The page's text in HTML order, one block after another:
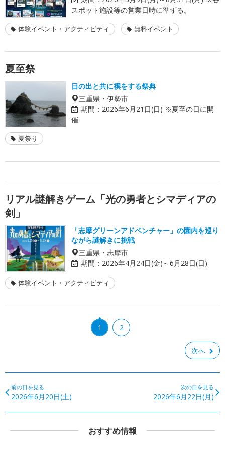
スポット施設等の営業日時に準ずる。
体験イベント・アクティビティ 無料イベント
夏至祭
日の出と共に禊をする祭典
三重県・伊勢市
期間： 2026年6月21日(日) ※夏至の日に開
催
夏祭り
リアル謎解きゲーム「光の勇者とシマディアの
剣」
「志摩グリーンアドベンチャー」の園内を巡り
ながら謎解きに挑戦
三重県・志摩市
期間： 2026年4月24日(金)～6月28日(日)
体験イベント・アクティビティ
1 2
次へ
前の日を見る
2026年6月20日(土)
次の日を見る
2026年6月22日(月)
おすすめ情報